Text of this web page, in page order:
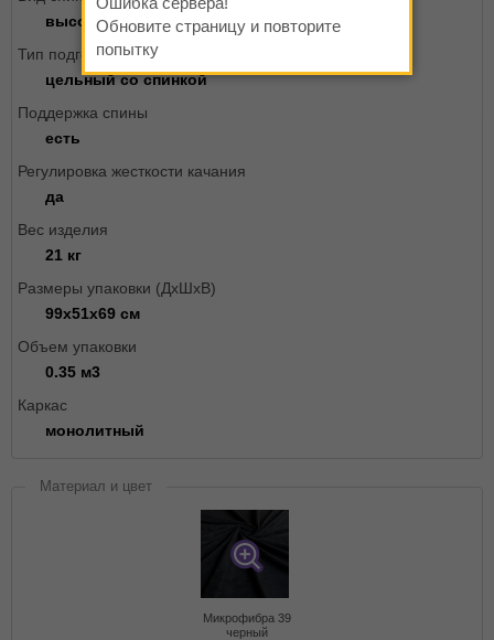
высокая
Тип подголовника
цельный со спинкой
Поддержка спины
есть
Регулировка жесткости качания
да
Вес изделия
21 кг
Размеры упаковки (ДxШxВ)
99х51х69 см
Объем упаковки
0.35 м3
Каркас
монолитный
Материал и цвет
Микрофибра 39
черный
Обновите страницу и повторите
попытку